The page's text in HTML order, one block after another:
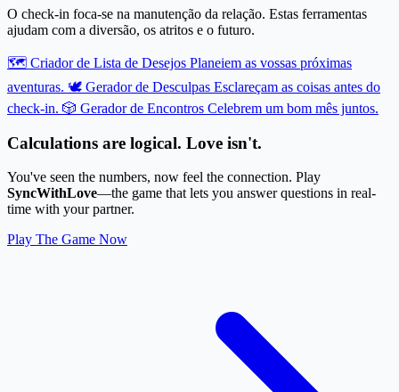
O check-in foca-se na manutenção da relação. Estas ferramentas
ajudam com a diversão, os atritos e o futuro.
🗺️ Criador de Lista de Desejos Planeiem as vossas próximas
aventuras. 🕊️ Gerador de Desculpas Esclareçam as coisas antes do
check-in. 🎲 Gerador de Encontros Celebrem um bom mês juntos.
Calculations are logical. Love isn't.
You've seen the numbers, now feel the connection. Play
SyncWithLove—the game that lets you answer questions in real-
time with your partner.
Play The Game Now